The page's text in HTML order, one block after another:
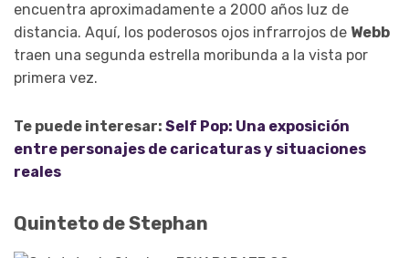
encuentra aproximadamente a 2000 años luz de
distancia. Aquí, los poderosos ojos infrarrojos de Webb
traen una segunda estrella moribunda a la vista por
primera vez.
Te puede interesar: Self Pop: Una exposición
entre personajes de caricaturas y situaciones
reales
Quinteto de Stephan